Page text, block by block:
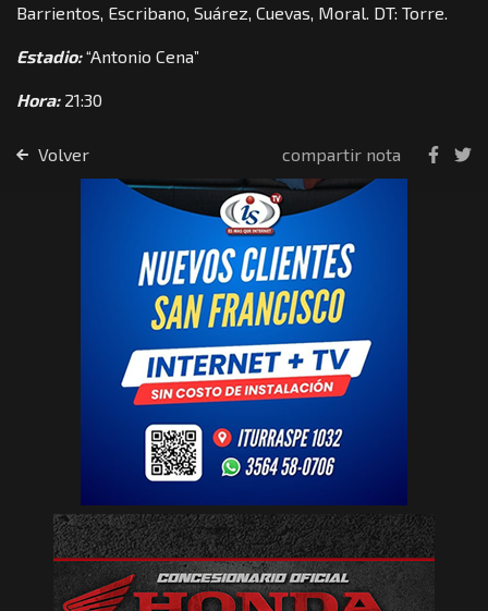
Barrientos, Escribano, Suárez, Cuevas, Moral. DT: Torre.
Estadio:“Antonio Cena”
Hora:21:30
Volver compartir nota